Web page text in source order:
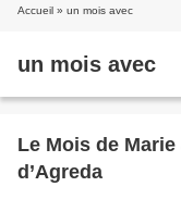
Accueil » un mois avec
un mois avec
Le Mois de
d’Agreda